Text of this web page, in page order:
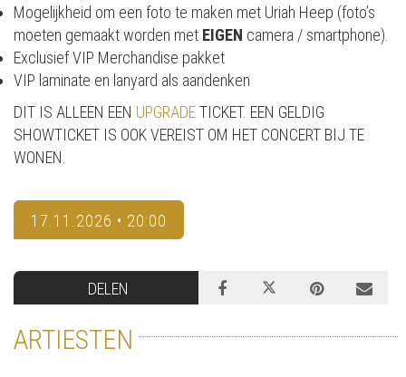
Mogelijkheid om een foto te maken met Uriah Heep (foto’s
moeten gemaakt worden met EIGEN camera / smartphone).
Exclusief VIP Merchandise pakket
VIP laminate en lanyard als aandenken
DIT IS ALLEEN EEN UPGRADETICKET. EEN GELDIG
SHOWTICKET IS OOK VEREIST OM HET CONCERT BIJ TE
WONEN.
17.11.2026 • 20:00
DELEN
ARTIESTEN